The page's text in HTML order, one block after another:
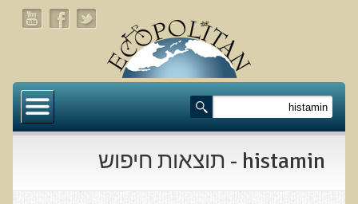
דף הבית
תעלומת שומן הדולפינים: מה גילינו כששתי קבוצות
histamin - תוצאות חיפוש